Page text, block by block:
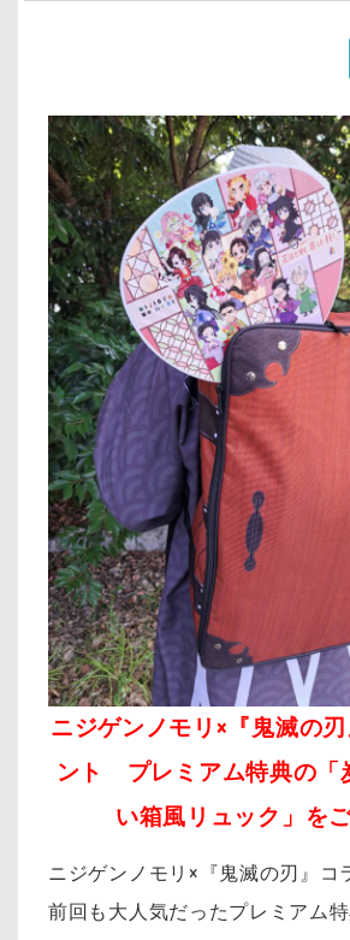
ニジゲンノモリ×『鬼滅の
ント プレミアム特典の
い箱風リュック」 を
ニジゲンノモリ×『鬼滅の刃』コ
前回も大人気だったプレミアム特